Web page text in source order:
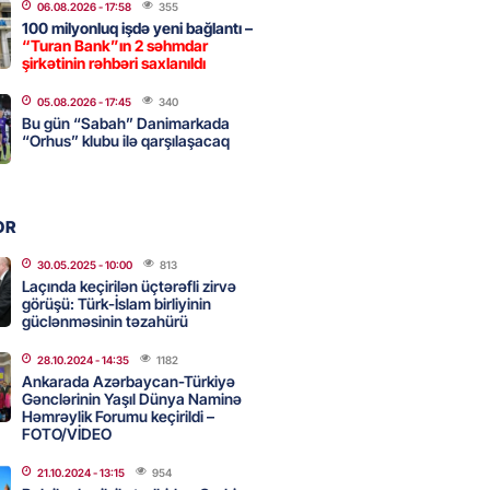
Səudiyyə Ərəbistanı və
- 15:15 119
bu silahı verməkdən
var
- 15:00 132
İran millisindən İMTİNA
ölkəni seçdilər
- 14:45
06.08.2026- 17:58 355
100 milyonluq işdə yeni bağlantı –
“Turan Bank”ın 2 səhmdar
şirkətinin rəhbəri saxlanıldı
05.08.2026- 17:45 340
Bu gün “Sabah” Danimarkada
“Orhus” klubu ilə qarşılaşacaq
30.05.2025- 10:00 813
Laçında keçirilən üçtərəfli zirvə
görüşü: Türk-İslam birliyinin
güclənməsinin təzahürü
28.10.2024- 14:35 1182
Ankarada Azərbaycan-Türkiyə
Gənclərinin Yaşıl Dünya Naminə
Həmrəylik Forumu keçirildi –
FOTO/VİDEO
21.10.2024- 13:15 954